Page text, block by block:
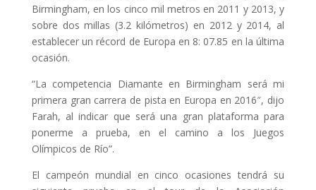
Birmingham, en los cinco mil metros en 2011 y 2013, y
sobre dos millas (3.2 kilómetros) en 2012 y 2014, al
establecer un récord de Europa en 8: 07.85 en la última
ocasión.
“La competencia Diamante en Birmingham será mi
primera gran carrera de pista en Europa en 2016″, dijo
Farah, al indicar que será una gran plataforma para
ponerme a prueba, en el camino a los Juegos
Olímpicos de Río”.
El campeón mundial en cinco ocasiones tendrá su